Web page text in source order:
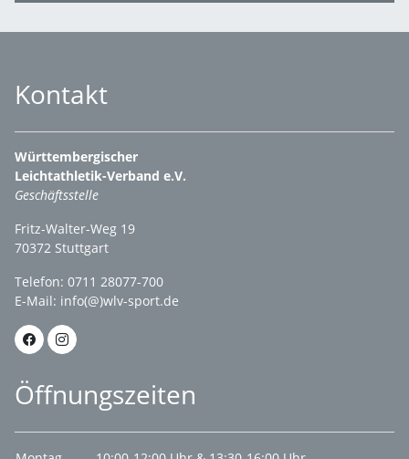
Kontakt
Württembergischer
Leichtathletik-Verband e.V.
Geschäftsstelle
Fritz-Walter-Weg 19
70372 Stuttgart
Telefon: 0711 28077-700
E-Mail: info(@)wlv-sport.de
Öffnungszeiten